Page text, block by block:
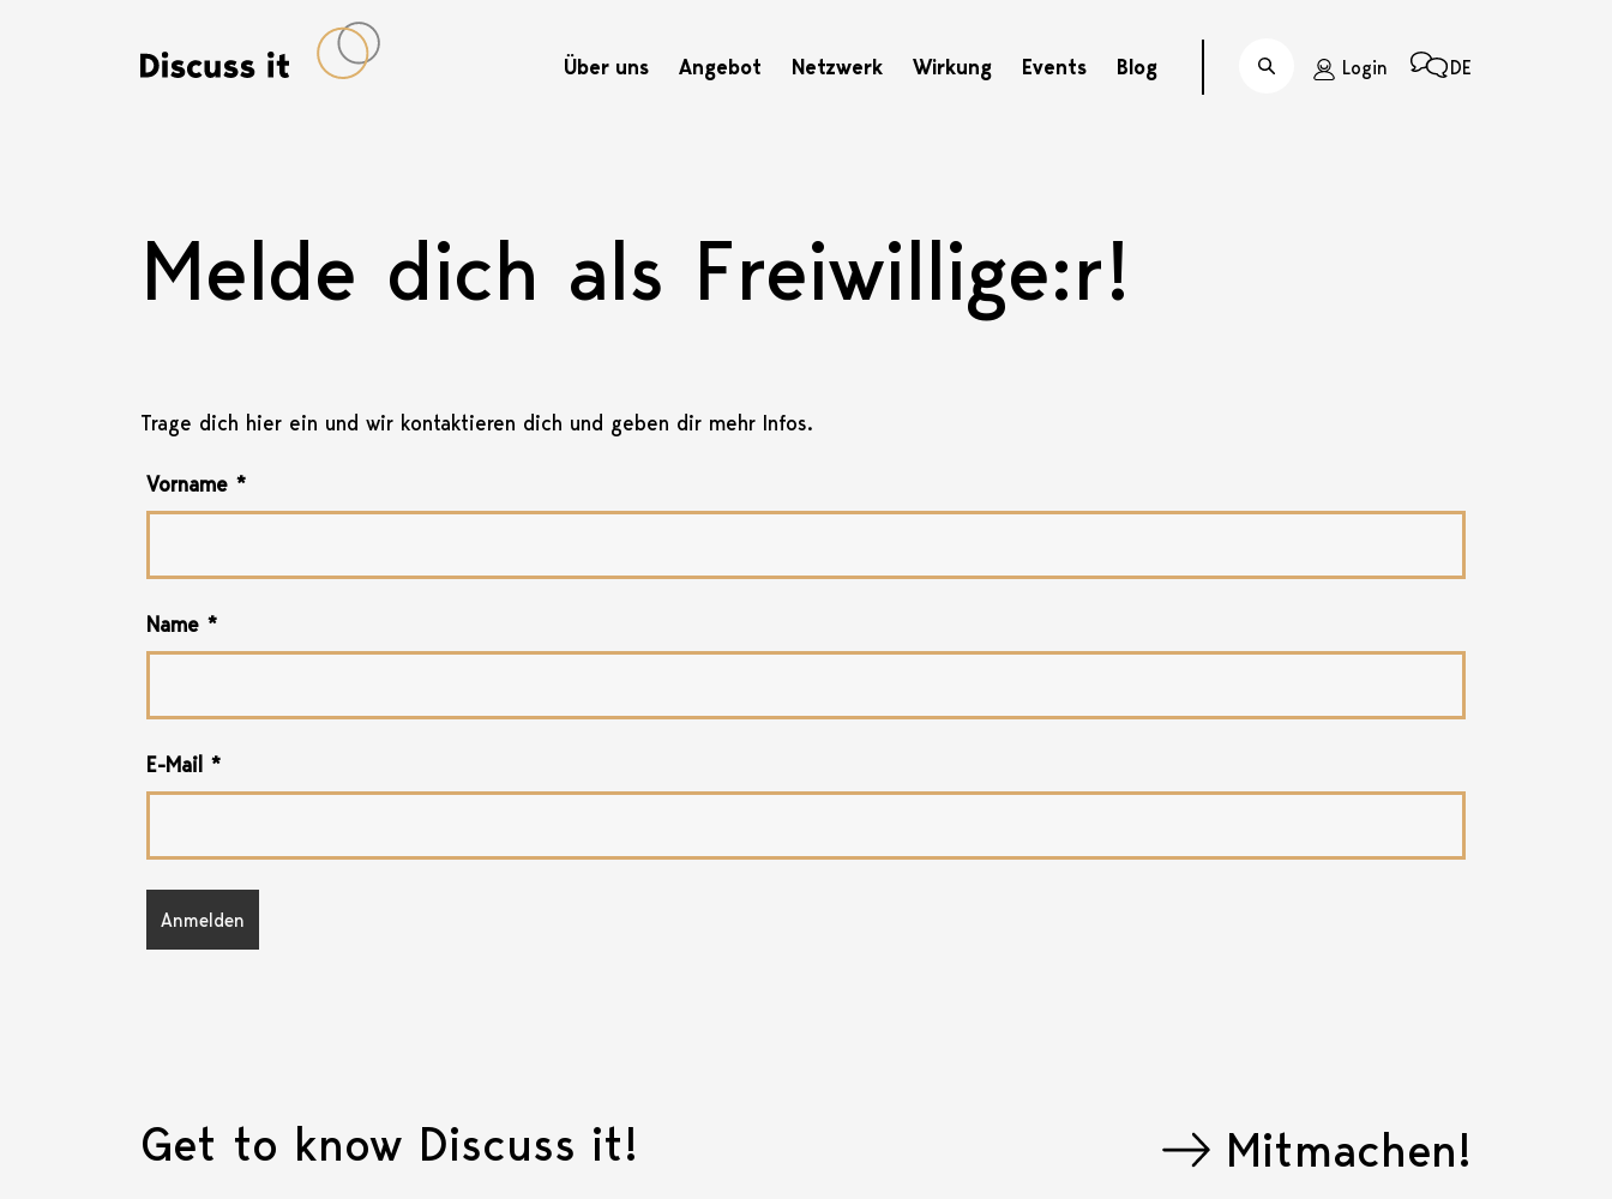
Hauptnavigation
Über uns Angebot Netzwerk Wirkung Events Blog Suche Login DE
Melde dich als Freiwillige:r!
Trage dich hier ein und wir kontaktieren dich und geben dir mehr Infos.
Vorname *
Name *
E-Mail *
Get to know Discuss it! Mitmachen!